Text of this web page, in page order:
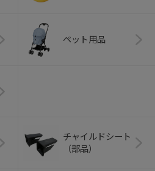
ペット用品
チャイルドシート
（部品）